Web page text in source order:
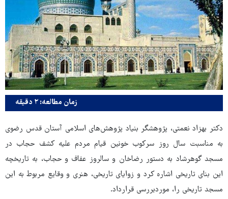
زمان مطالعه: ۲ دقیقه
دکتر بهزاد نعمتی، پژوهشگر بنیاد پژوهش‌های اسلامی آستان قدس رضوی
به مناسبت سال روز سرکوب خونین قیام مردم علیه کشف حجاب در
مسجد گوهرشاد به دستور رضاخان و سالروز عفاف و حجاب، به تاریخچه
این بنای تاریخی اشاره کرد و زوایای تاریخی، هنری و وقایع مربوط به این
مسجد تاریخی را، موردبررسی قرارداد.